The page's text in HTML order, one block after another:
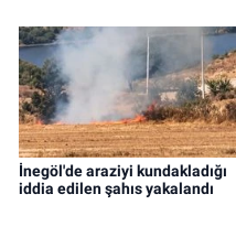
İnegöl'de araziyi kundakladığı
iddia edilen şahıs yakalandı